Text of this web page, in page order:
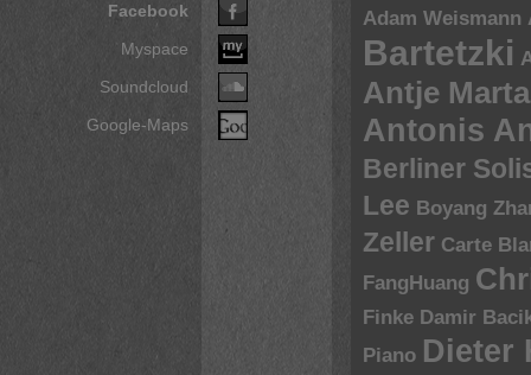
Facebook
Myspace
Soundcloud
Google-Maps
Adam Weismann
Bartetzki
Antje
Antonis
Berliner
Lee Boyang
Zeller Carte
FangHuang
Finke Damir
Piano Dieter